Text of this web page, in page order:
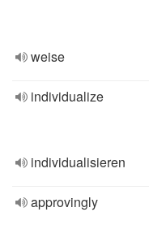
weise
individualize
individualisieren
approvingly